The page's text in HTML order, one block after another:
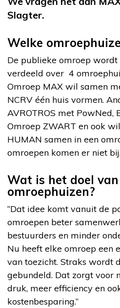
Slagter.
Welke
De publieke omroep wordt
verdeeld over 4
Omroep MAX wil samen
NCRV één huis vormen.
AVROTROS met PowNed,
Omroep ZWART en ook
HUMAN samen in een
omroepen komen er niet
Wat is het doel
omroephuizen?
“Dat idee komt vanuit de
omroepen beter
bestuurders en minder
Nu heeft elke omroep een
van toezicht. Straks wordt
gebundeld. Dat zorgt voor
druk, meer efficiency en
kostenbesparing.”